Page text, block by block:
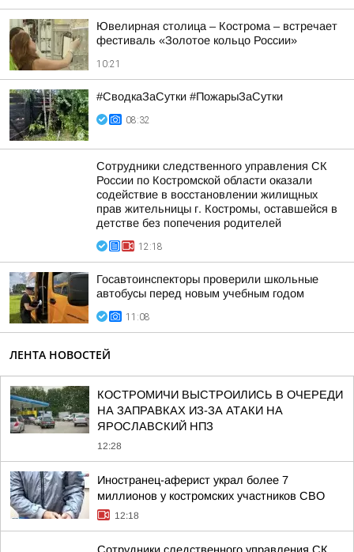
Ювелирная столица – Кострома – встречает
фестиваль «Золотое кольцо России»
10:21
#СводкаЗаСутки #ПожарыЗаСутки
08:32
Сотрудники следственного управления СК
России по Костромской области оказали
содействие в восстановлении жилищных
прав жительницы г. Костромы, оставшейся в
детстве без попечения родителей
12:18
Госавтоинспекторы проверили школьные
автобусы перед новым учебным годом
11:08
ЛЕНТА НОВОСТЕЙ
КОСТРОМИЧИ ВЫСТРОИЛИСЬ В ОЧЕРЕДИ
НА ЗАПРАВКАХ ИЗ-ЗА АТАКИ НА
ЯРОСЛАВСКИЙ НПЗ
12:28
Иностранец-аферист украл более 7
миллионов у костромских участников СВО
12:18